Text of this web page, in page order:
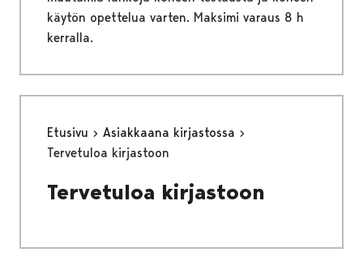
käytön opettelua varten. Maksimi varaus 8 h
kerralla.
Etusivu
Asiakkaana kirjastossa
Tervetuloa kirjastoon
Tervetuloa kirjastoon